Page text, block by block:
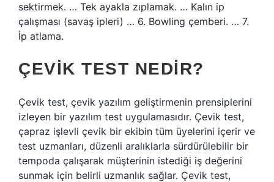
sektirmek. … Tek ayakla zıplamak. … Kalın ip
çalışması (savaş ipleri) … 6. Bowling çemberi. … 7.
İp atlama.
ÇEVIK TEST NEDIR?
Çevik test, çevik yazılım geliştirmenin prensiplerini
izleyen bir yazılım test uygulamasıdır. Çevik test,
çapraz işlevli çevik bir ekibin tüm üyelerini içerir ve
test uzmanları, düzenli aralıklarla sürdürülebilir bir
tempoda çalışarak müşterinin istediği iş değerini
sunmak için belirli uzmanlık sağlar. Çevik test,